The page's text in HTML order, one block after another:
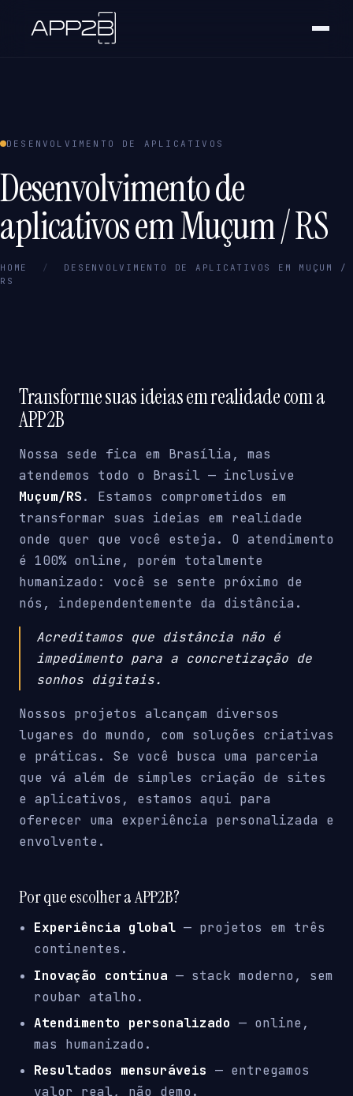
DESENVOLVIMENTO DE APLICATIVOS
Desenvolvimento de
aplicativos em Muçum / RS
HOME /
DESENVOLVIMENTO DE APLICATIVOS EM MUÇUM /
RS
Transforme suas ideias em realidade com a
APP2B
Nossa sede fica em Brasília, mas
atendemos todo o Brasil — inclusive
Muçum/RS. Estamos comprometidos em
transformar suas ideias em realidade
onde quer que você esteja. O atendimento
é 100% online, porém totalmente
humanizado: você se sente próximo de
nós, independentemente da distância.
Acreditamos que distância não é
impedimento para a concretização de
sonhos digitais.
Nossos projetos alcançam diversos
lugares do mundo, com soluções criativas
e práticas. Se você busca uma parceria
que vá além de simples criação de sites
e aplicativos, estamos aqui para
oferecer uma experiência personalizada e
envolvente.
Por que escolher a APP2B?
Experiência global — projetos em três
continentes.
Inovação contínua — stack moderno, sem
roubar atalho.
Atendimento personalizado — online,
mas humanizado.
Resultados mensuráveis — entregamos
valor real, não demo.